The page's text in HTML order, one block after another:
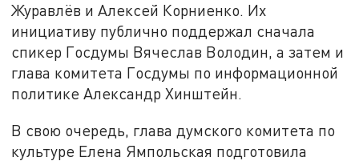
Журавлёв и Алексей Корниенко. Их
инициативу публично поддержал сначала
спикер Госдумы Вячеслав Володин, а затем и
глава комитета Госдумы по информационной
политике Александр Хинштейн.
В свою очередь, глава думского комитета по
культуре Елена Ямпольская подготовила